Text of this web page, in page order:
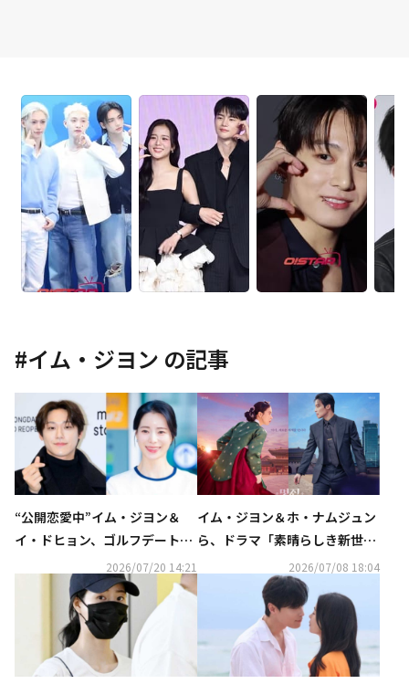
#イム・ジヨン の記事
“公開恋愛中”イム・ジヨン＆
イ・ドヒョン、ゴルフデートの
2026/07/20 14:21
イム・ジヨン＆ホ・ナムジュン
ら、ドラマ「素晴らしき新世
界」褒賞休暇のためベトナム
へ！現地ファンも歓迎
2026/07/08 18:04